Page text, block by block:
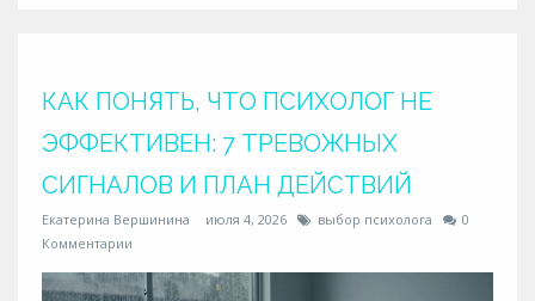
КАК ПОНЯТЬ, ЧТО ПСИХОЛОГ НЕ
ЭФФЕКТИВЕН: 7 ТРЕВОЖНЫХ
СИГНАЛОВ И ПЛАН ДЕЙСТВИЙ
Екатерина Вершинина июля 4, 2026 выбор психолога
0
Комментарии